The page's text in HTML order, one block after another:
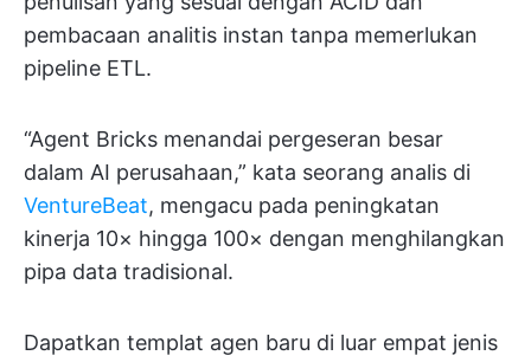
pembacaan analitis instan tanpa memerlukan
pipeline ETL.
“Agent Bricks menandai pergeseran besar
dalam AI perusahaan,” kata seorang analis di
VentureBeat, mengacu pada peningkatan
kinerja 10× hingga 100× dengan menghilangkan
pipa data tradisional.
Dapatkan templat agen baru di luar empat jenis